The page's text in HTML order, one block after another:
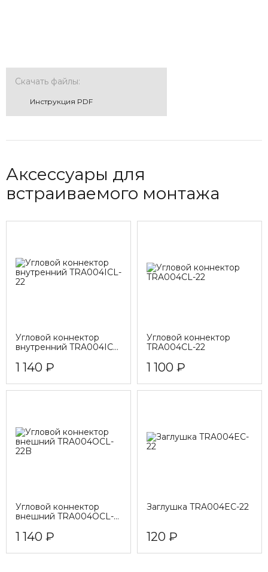
Скачать файлы:
Инструкция PDF
Аксессуары для
встраиваемого монтажа
Угловой коннектор
внутренний TRA004ICL-
1 140 ₽
Угловой коннектор
TRA004CL-22
1 100 ₽
Угловой коннектор
внешний TRA004OCL-
1 140 ₽
Заглушка TRA004EC-22
120 ₽